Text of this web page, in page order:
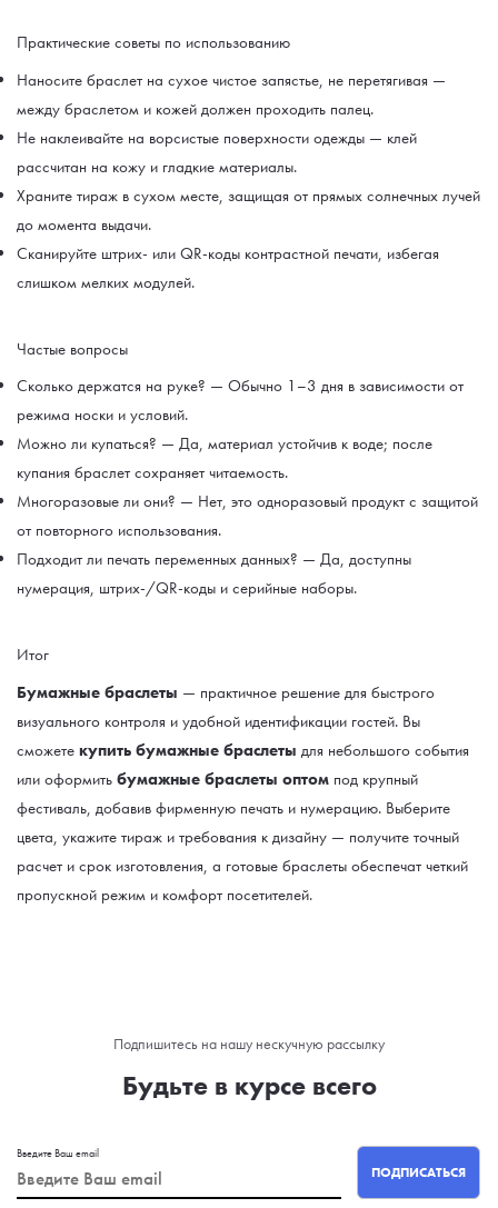
Практические советы по использованию
Наносите браслет на сухое чистое запястье, не перетягивая —
между браслетом и кожей должен проходить палец.
Не наклеивайте на ворсистые поверхности одежды — клей
рассчитан на кожу и гладкие материалы.
Храните тираж в сухом месте, защищая от прямых солнечных лучей
до момента выдачи.
Сканируйте штрих- или QR-коды контрастной печати, избегая
слишком мелких модулей.
Частые вопросы
Сколько держатся на руке? — Обычно 1–3 дня в зависимости от
режима носки и условий.
Можно ли купаться? — Да, материал устойчив к воде; после
купания браслет сохраняет читаемость.
Многоразовые ли они? — Нет, это одноразовый продукт с защитой
от повторного использования.
Подходит ли печать переменных данных? — Да, доступны
нумерация, штрих-/QR-коды и серийные наборы.
Итог
Бумажные браслеты — практичное решение для быстрого
визуального контроля и удобной идентификации гостей. Вы
сможете купить бумажные браслеты для небольшого события
или оформить бумажные браслеты оптом под крупный
фестиваль, добавив фирменную печать и нумерацию. Выберите
цвета, укажите тираж и требования к дизайну — получите точный
расчет и срок изготовления, а готовые браслеты обеспечат четкий
пропускной режим и комфорт посетителей.
Подпишитесь на нашу нескучную рассылку
Будьте в курсе всего
Введите Ваш email
ПОДПИСАТЬСЯ